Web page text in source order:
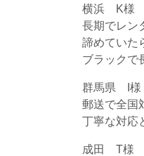
横浜 K様
長期でレン
諦めていた
ブラックで
群馬県 I様
郵送で全国
丁寧な対応
成田 T様